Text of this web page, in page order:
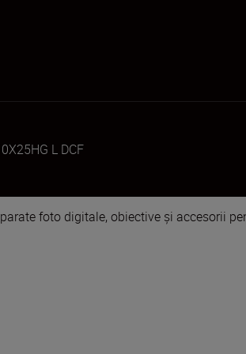
L DCF
foto digitale, obiective și accesorii